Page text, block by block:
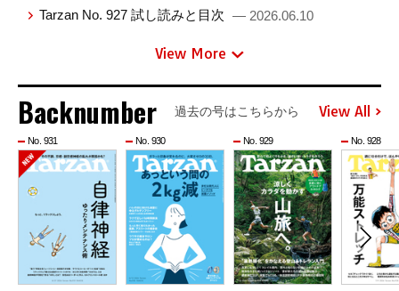
Tarzan No. 927 試し読みと目次 — 2026.06.10
View More
Backnumber 過去の号はこちらから View All
No. 931 No. 930 No. 929 No. 928